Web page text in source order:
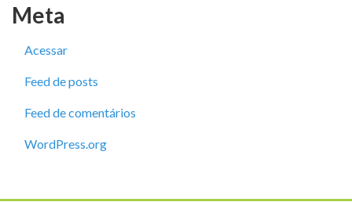
Meta
Acessar
Feed de posts
Feed de comentários
WordPress.org